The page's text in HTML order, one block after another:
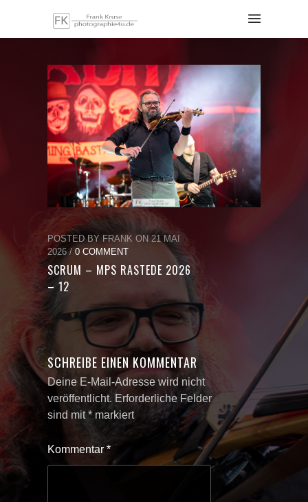
POSTED BY FRANK ON 21 MAI
2026 / 0 COMMENT
SCRUM – MPS RASTEDE 2026
– 12
SCHREIBE EINEN KOMMENTAR
Deine E-Mail-Adresse wird nicht
veröffentlicht. Erforderliche Felder
sind mit* markiert
Kommentar *